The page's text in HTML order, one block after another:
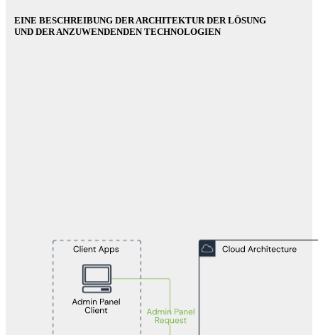
EINE BESCHREIBUNG DER ARCHITEKTUR DER LÖSUNG
UND DER ANZUWENDENDEN TECHNOLOGIEN